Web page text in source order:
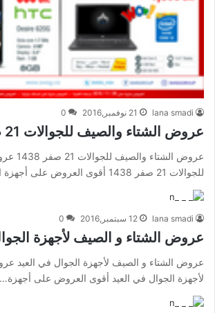
lana smadi 21 نوفمبر,2016 0
عروض الشتاء والصيف للجوالات 21 صفر 1438
عروض
للجوالات 21 صفر 1438 أقوى العروض على أجهزة الجوال المتنوعة…
lana smadi 12 سبتمبر,2016 0
عروض الشتاء و الصيف لأجهزة
عروض الشتاء و الصيف لأجهزة الجوال في العيد
لأجهزة الجوال في العيد أقوى العروض على أجهزة…